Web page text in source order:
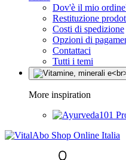
Dov'è il mio
Restituzione
Costi di spedizione
Opzioni di
Contattaci
Tutti i temi
More inspiration